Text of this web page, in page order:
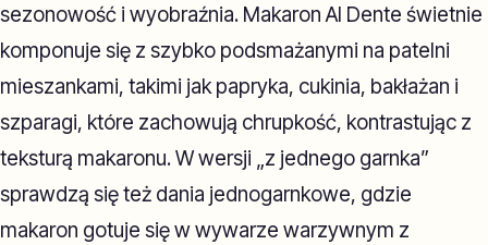
sezonowość i wyobraźnia. Makaron Al Dente świetnie
komponuje się z szybko podsmażanymi na patelni
mieszankami, takimi jak papryka, cukinia, bakłażan i
szparagi, które zachowują chrupkość, kontrastując z
teksturą makaronu. W wersji „z jednego garnka”
sprawdzą się też dania jednogarnkowe, gdzie
makaron gotuje się w wywarze warzywnym z